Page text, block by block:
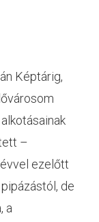
Képtárig,
–
ezelőtt
de
a